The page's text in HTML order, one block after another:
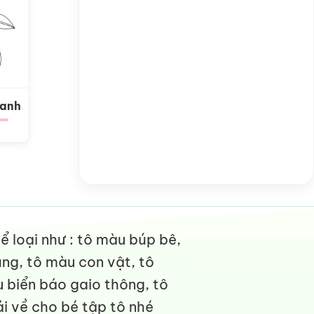
loại như : tô màu búp bê,
tô màu con vật, tô
biển báo gaio thông, tô
về cho bé tập tô nhé